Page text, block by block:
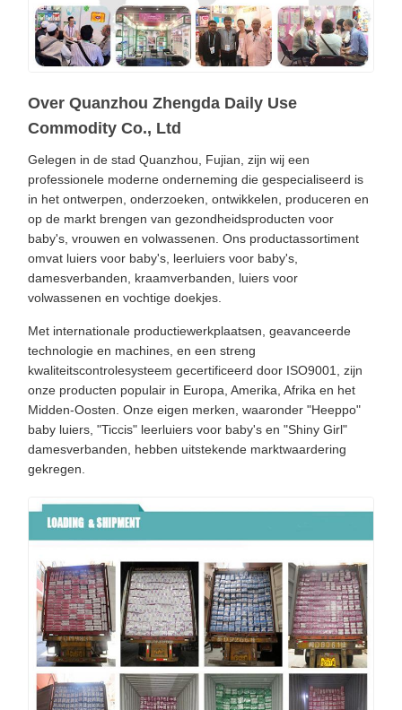
Over Quanzhou Zhengda Daily Use
Commodity Co., Ltd
Gelegen in de stad Quanzhou, Fujian, zijn wij een
professionele moderne onderneming die gespecialiseerd is
in het ontwerpen, onderzoeken, ontwikkelen, produceren en
op de markt brengen van gezondheidsproducten voor
baby's, vrouwen en volwassenen. Ons productassortiment
omvat luiers voor baby's, leerluiers voor baby's,
damesverbanden, kraamverbanden, luiers voor
volwassenen en vochtige doekjes.
Met internationale productiewerkplaatsen, geavanceerde
technologie en machines, en een streng
kwaliteitscontrolesysteem gecertificeerd door ISO9001, zijn
onze producten populair in Europa, Amerika, Afrika en het
Midden-Oosten. Onze eigen merken, waaronder "Heeppo"
baby luiers, "Ticcis" leerluiers voor baby's en "Shiny Girl"
damesverbanden, hebben uitstekende marktwaardering
gekregen.